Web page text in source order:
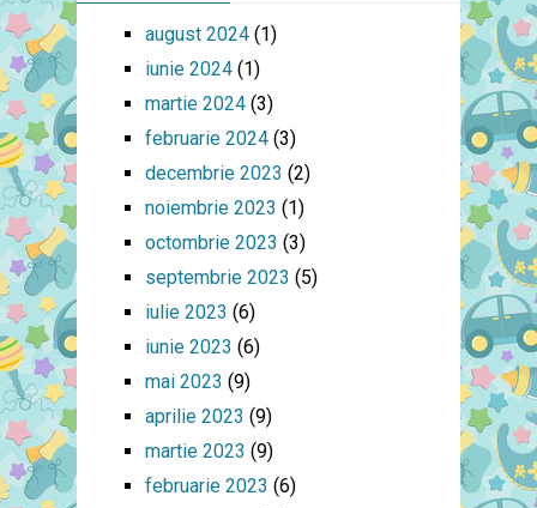
august 2024(1)
iunie 2024(1)
martie 2024(3)
februarie 2024(3)
decembrie 2023 (2)
noiembrie 2023 (1)
octombrie 2023 (3)
septembrie 2023 (5)
iulie 2023 (6)
iunie 2023 (6)
mai 2023 (9)
aprilie 2023 (9)
martie 2023 (9)
februarie 2023 (6)